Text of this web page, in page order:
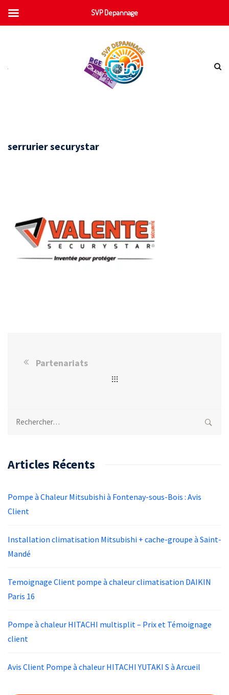
serrurier securystar
Partenariats
Rechercher :
Articles Récents
Pompe à Chaleur Mitsubishi à Fontenay-sous-Bois : Avis
Client
Installation climatisation Mitsubishi + cache-groupe à Saint-
Mandé
Temoignage Client pompe à chaleur climatisation DAIKIN
Paris 16
Pompe à chaleur HITACHI multisplit – Prix et Témoignage
client
Avis Client Pompe à chaleur HITACHI YUTAKI S à Arcueil
SVP Depannage